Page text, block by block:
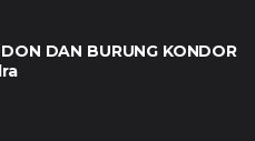
DAN BURUNG KONDOR